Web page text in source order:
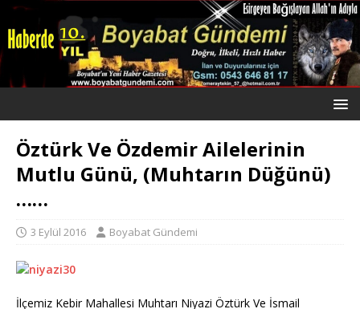
Öztürk Ve Özdemir Ailelerinin
Mutlu Günü, (Muhtarın Düğünü)
……
3 Eylül 2016 Boyabat Gündemi
İlçemiz Kebir Mahallesi Muhtarı Niyazi Öztürk Ve İsmail